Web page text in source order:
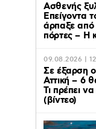
Ασθενής
Επείγοντα
άρπαξε από
πόρτες – Η
09.08.2026 |
Σε έξαρση
Αττική – 6
Τι πρέπει
(βίντεο)